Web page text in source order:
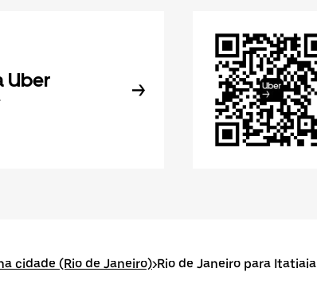
Uber
cidade (Rio de Janeiro)>Rio de Janeiro para Itatiaia